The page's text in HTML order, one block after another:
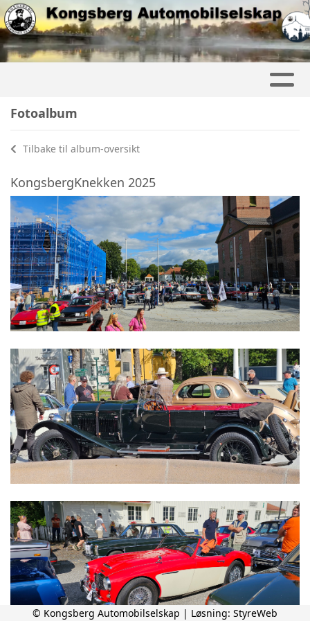
Fotoalbum
Tilbake til album-oversikt
KongsbergKnekken 2025
© Kongsberg Automobilselskap | Løsning: StyreWeb